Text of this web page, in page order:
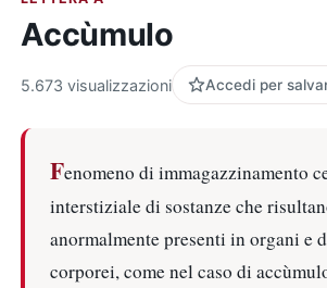
Accùmulo
5.673 visualizzazioni Accedi per
Fenomeno di immagazzinamento
interstiziale di sostanze che
anormalmente presenti in organi e
corporei, come nel caso di